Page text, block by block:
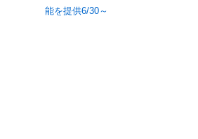
能を提供6/30～